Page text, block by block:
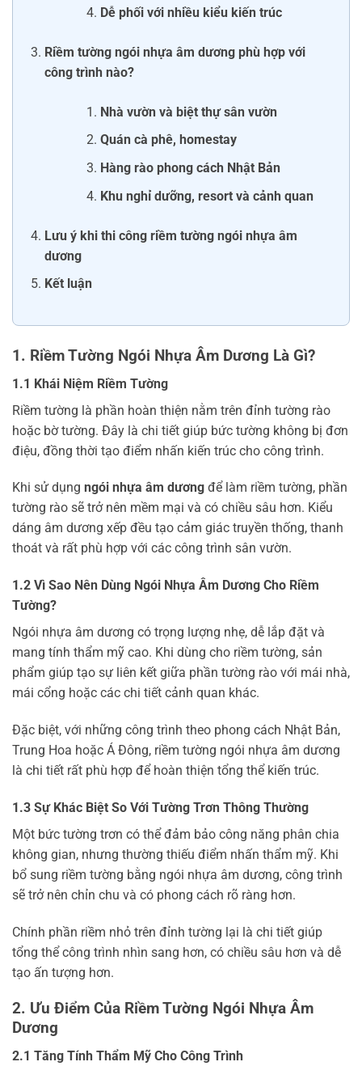
Dễ phối với nhiều kiểu kiến trúc
Riềm tường ngói nhựa âm dương phù hợp với
công trình nào?
Nhà vườn và biệt thự sân vườn
Quán cà phê, homestay
Hàng rào phong cách Nhật Bản
Khu nghỉ dưỡng, resort và cảnh quan
Lưu ý khi thi công riềm tường ngói nhựa âm
dương
Kết luận
1. Riềm Tường Ngói Nhựa Âm Dương Là Gì?
1.1 Khái Niệm Riềm Tường
Riềm tường là phần hoàn thiện nằm trên đỉnh tường rào
hoặc bờ tường. Đây là chi tiết giúp bức tường không bị đơn
điệu, đồng thời tạo điểm nhấn kiến trúc cho công trình.
Khi sử dụng ngói nhựa âm dương để làm riềm tường, phần
tường rào sẽ trở nên mềm mại và có chiều sâu hơn. Kiểu
dáng âm dương xếp đều tạo cảm giác truyền thống, thanh
thoát và rất phù hợp với các công trình sân vườn.
1.2 Vì Sao Nên Dùng Ngói Nhựa Âm Dương Cho Riềm
Tường?
Ngói nhựa âm dương có trọng lượng nhẹ, dễ lắp đặt và
mang tính thẩm mỹ cao. Khi dùng cho riềm tường, sản
phẩm giúp tạo sự liên kết giữa phần tường rào với mái nhà,
mái cổng hoặc các chi tiết cảnh quan khác.
Đặc biệt, với những công trình theo phong cách Nhật Bản,
Trung Hoa hoặc Á Đông, riềm tường ngói nhựa âm dương
là chi tiết rất phù hợp để hoàn thiện tổng thể kiến trúc.
1.3 Sự Khác Biệt So Với Tường Trơn Thông Thường
Một bức tường trơn có thể đảm bảo công năng phân chia
không gian, nhưng thường thiếu điểm nhấn thẩm mỹ. Khi
bổ sung riềm tường bằng ngói nhựa âm dương, công trình
sẽ trở nên chỉn chu và có phong cách rõ ràng hơn.
Chính phần riềm nhỏ trên đỉnh tường lại là chi tiết giúp
tổng thể công trình nhìn sang hơn, có chiều sâu hơn và dễ
tạo ấn tượng hơn.
2. Ưu Điểm Của Riềm Tường Ngói Nhựa Âm
Dương
2.1 Tăng Tính Thẩm Mỹ Cho Công Trình